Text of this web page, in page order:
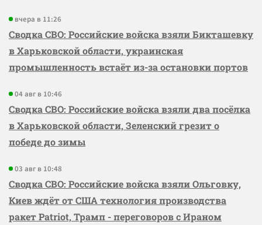
вчера в 11:26
Сводка СВО: Российские войска взяли Бикташевку
в Харьковской области, украинская
промышленность встаёт из-за остановки портов
04 авг в 10:46
Сводка СВО: Российские войска взяли два посёлка
в Харьковской области, Зеленский грезит о
победе до зимы
03 авг в 10:48
Сводка СВО: Российские войска взяли Ольговку,
Киев ждёт от США технология производства
ракет Patriot, Трамп - переговоров с Ираном